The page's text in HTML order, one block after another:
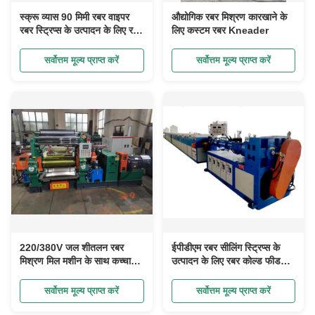
स्क्रू व्यास 90 मिमी रबर वाइपर
रबर स्ट्रिप्स के उत्पादन के लिए रबर
सर्वोत्तम मूल्य प्राप्त करें
औद्योगिक रबर मिश्रण कारखाने के
लिए कस्टम रबर Kneader
सर्वोत्तम मूल्य प्राप्त करें
220/380V जल शीतलन रबर
मिश्रण मिल मशीन के साथ कच्चा
सर्वोत्तम मूल्य प्राप्त करें
ईपीडीएम रबर सीलिंग स्ट्रिप्स के
उत्पादन के लिए रबर कोल्ड फीड
सर्वोत्तम मूल्य प्राप्त करें